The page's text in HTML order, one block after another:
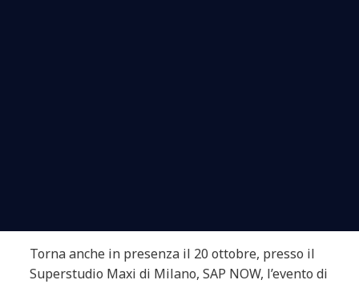
Torna anche in presenza il 20 ottobre, presso il
Superstudio Maxi di Milano, SAP NOW, l’evento di